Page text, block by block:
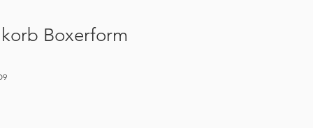
Boxerform